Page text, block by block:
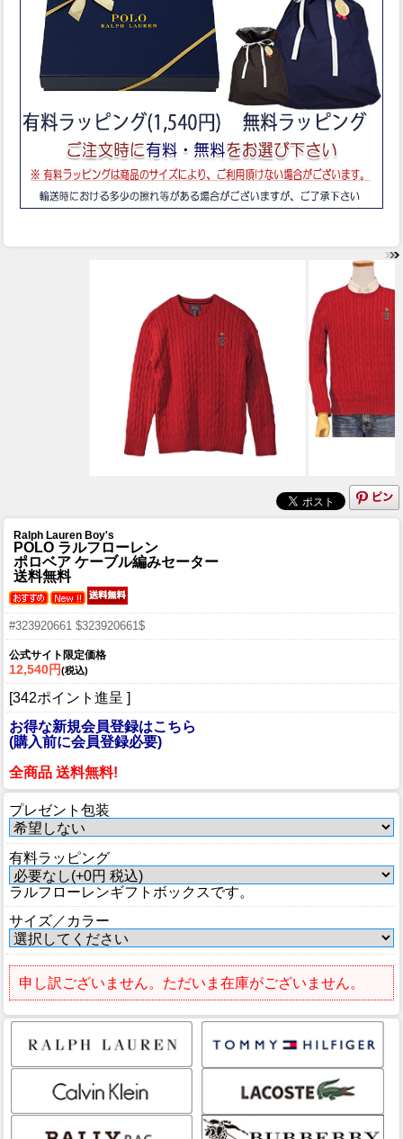
Ralph Lauren Boy's
POLO ラルフローレン
ポロベア ケーブル編みセーター
送料無料
#323920661 $323920661$
公式サイト限定価格
12,540円(税込)
[342ポイント進呈 ]
お得な新規会員登録はこちら
(購入前に会員登録必要)
全商品 送料無料!
プレゼント包装
有料ラッピング
ラルフローレンギフトボックスです。
サイズ／カラー
申し訳ございません。ただいま在庫がございません。